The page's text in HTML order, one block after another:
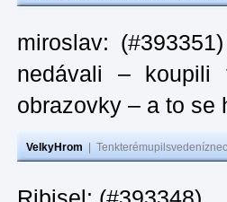
miroslav:
nedávali –
obrazovky – a to
VelkyHrom